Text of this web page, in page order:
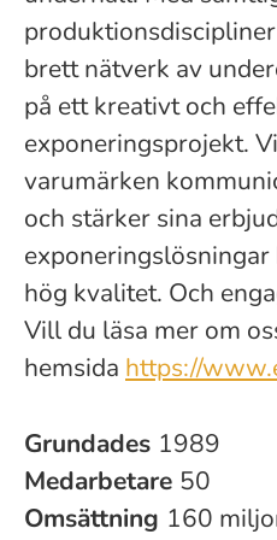
brett nätverk av
på ett kreativt och
exponeringsprojekt.
varumärken
och stärker sina
hög kvalitet. Och
Vill du läsa mer om
hemsida https://
Grundades 1989
Medarbetare 50
Omsättning 160